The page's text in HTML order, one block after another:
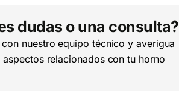
dudas o una consulta?
nuestro equipo técnico y averigua
relacionados con tu horno